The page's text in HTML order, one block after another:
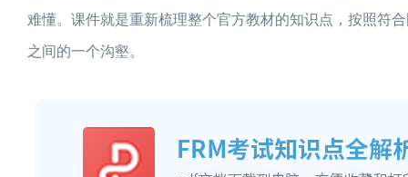
难懂。课件就是重新梳理整个官方教材的知识点，按照符
之间的一个沟壑。